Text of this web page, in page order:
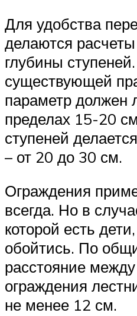
Для удобства
делаются
глубины
существующей
параметр должен
пределах 15-20
ступеней
– от 20 до 30 см.
Ограждения
всегда. Но в
которой есть
обойтись. По
расстояние
ограждения
не менее 12 см.